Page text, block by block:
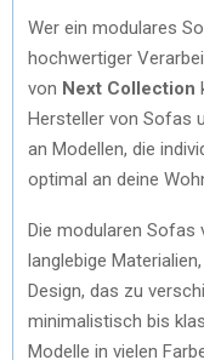
Wer ein modulares
hochwertiger
von Next Collection
Hersteller von Sofas
an Modellen, die
optimal an deine
Die modularen Sofas
langlebige
Design, das zu
minimalistisch bis
Modelle in vielen